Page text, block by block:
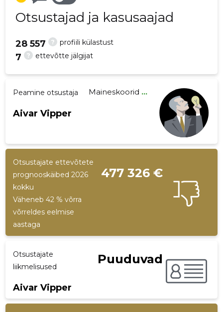
Otsustajad ja kasusaajad
? profiili külastust
28 557
? ettevõtte jälgijat
7
Peamine otsustaja
Aivar Vipper
Maineskoorid ...
Otsustajate ettevõtete
prognooskäibed 2026
kokku
477 326 €
Väheneb 42 % võrra
võrreldes eelmise
aastaga
Otsustajate
liikmelisused
Aivar Vipper
Puuduvad